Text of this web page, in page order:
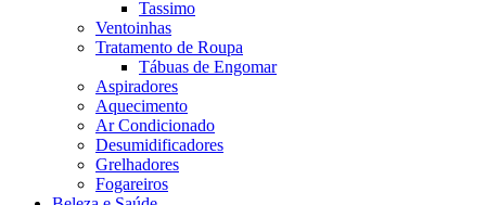
Tassimo
Ventoinhas
Tratamento de Roupa
Tábuas de Engomar
Aspiradores
Aquecimento
Ar Condicionado
Desumidificadores
Grelhadores
Fogareiros